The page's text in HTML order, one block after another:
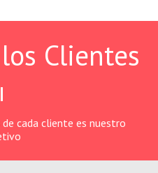
Clientes
cada cliente es nuestro